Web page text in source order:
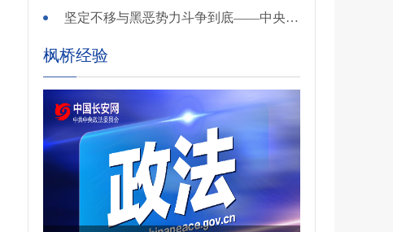
坚定不移与黑恶势力斗争到底——中央政法委负责同志就开展深化扫黑除恶专项斗争有关问题答记者问
枫桥经验